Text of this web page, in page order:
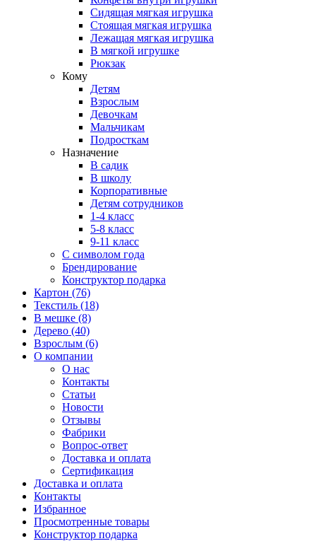
Сидящая мягкая игрушка
Стоящая мягкая игрушка
Лежащая мягкая игрушка
В мягкой игрушке
Рюкзак
Кому
Детям
Взрослым
Девочкам
Мальчикам
Подросткам
Назначение
В садик
В школу
Корпоративные
Детям сотрудников
1-4 класс
5-8 класс
9-11 класс
С символом года
Брендирование
Конструктор подарка
Картон (76)
Текстиль (18)
В мешке (8)
Дерево (40)
Взрослым (6)
О компании
О нас
Контакты
Статьи
Новости
Отзывы
Фабрики
Вопрос-ответ
Доставка и оплата
Сертификация
Доставка и оплата
Контакты
Избранное
Просмотренные товары
Конструктор подарка